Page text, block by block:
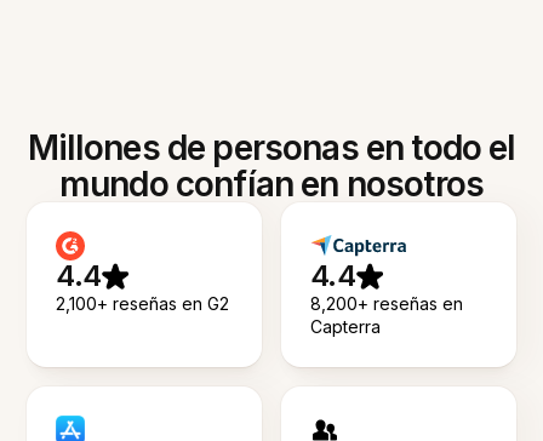
Millones de personas en todo el
mundo confían en nosotros
4.4
2,100+ reseñas en G2
4.4
8,200+ reseñas en
Capterra